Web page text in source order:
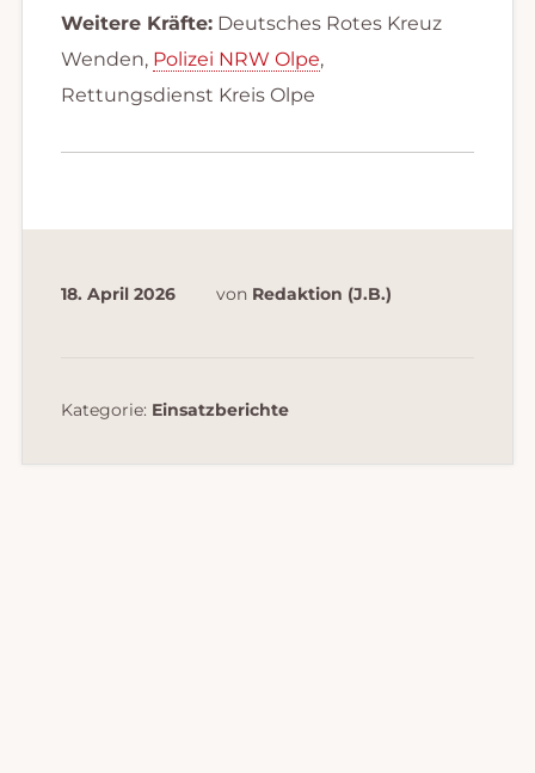
Weitere Kräfte:Deutsches Rotes Kreuz
Wenden, Polizei NRW Olpe,
Rettungsdienst Kreis Olpe
18. April 2026 von Redaktion (J.B.)
Kategorie: Einsatzberichte